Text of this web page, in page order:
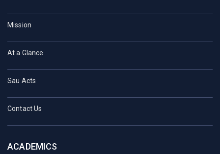
Mission
At a Glance
Sau Acts
Contact Us
ACADEMICS